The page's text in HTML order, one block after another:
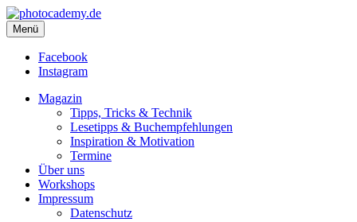
photocademy.de
Fotografie-Magazin für alle, die mehr Inspiration und weniger
Technik wollen
Menü
Facebook
Instagram
Magazin
Tipps, Tricks & Technik
Lesetipps & Buchempfehlungen
Inspiration & Motivation
Termine
Über uns
Workshops
Impressum
Datenschutz